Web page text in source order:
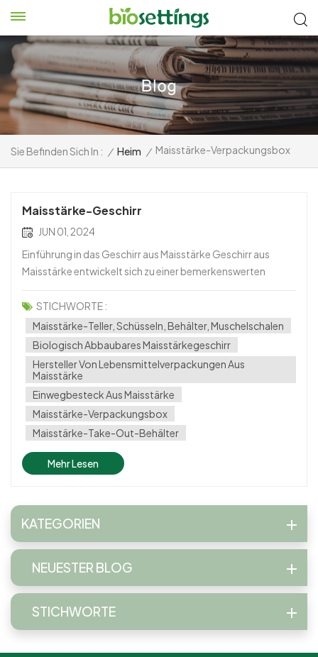
Sie Befinden Sich In : / Heim / Maisstärke-Verpackungsbox
Maisstärke-Geschirr
JUN 01, 2024
Einführung in das Geschirr aus Maisstärke Geschirr aus
Maisstärke entwickelt sich zu einer bemerkenswerten
Alternative in der Welt des Geschirrs. Vorteile:1. Erneuerbare
Quelle: Wird aus Mais gewonnen, einer reichlich
vorhandenen und erneuerbaren landwirtschaftlichen
Ressource.2. Biologisc...
STICHWORTE :
Maisstärke-Teller, Schüsseln, Behälter, Muschelschalen
Biologisch Abbaubares Maisstärkegeschirr
Hersteller Von Lebensmittelverpackungen Aus
Maisstärke
Einwegbesteck Aus Maisstärke
Maisstärke-Verpackungsbox
Maisstärke-Take-Out-Behälter
Mehr Lesen
KATEGORIEN
NEUESTER BLOG
STICHWORTE